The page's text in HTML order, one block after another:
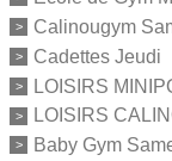
Calinougym
Cadettes Jeudi
LOISIRS
LOISIRS
Baby Gym